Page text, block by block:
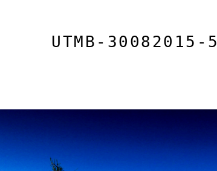
UTMB-30082015-5